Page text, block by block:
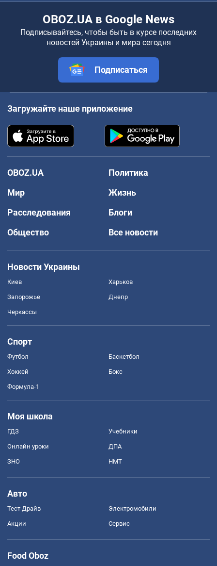
OBOZ.UA в Google News
Подписывайтесь, чтобы быть в курсе последних
новостей Украины и мира сегодня
Подписаться
Загружайте наше приложение
OBOZ.UA
Политика
Мир
Жизнь
Расследования
Блоги
Общество
Все новости
Новости Украины
Киев Харьков
Запорожье Днепр
Черкассы
Спорт
Футбол Баскетбол
Хоккей Бокс
Формула-1
Моя школа
ГДЗ Учебники
Онлайн уроки ДПА
ЗНО НМТ
Авто
Тест Драйв Электромобили
Акции Сервис
Food Oboz